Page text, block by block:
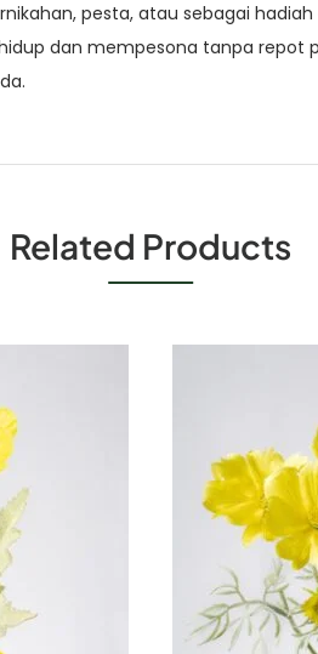
pesta, atau sebagai hadiah
dan mempesona tanpa repot
Related Products